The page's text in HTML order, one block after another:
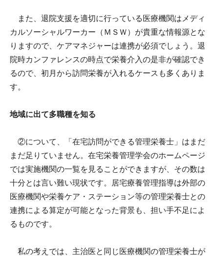
また、退院支援を適切に行っている医療機関はメディ
カルソーシャルワーカー（ＭＳＷ）が貴重な情報源とな
りますので、ケアマネジャーは連携が必須でしょう。退
院時カンファレンスの時点で栄養介入の是非が確認でき
るので、初月から訪問栄養が入れるケースも多くありま
す。
地域に出て多職種を知る
②について、「在宅訪問ができる管理栄養士」はまだ
まだ足りていません。在宅栄養管理学会のホームページ
では実施機関の一覧を見ることができますが、その数は
十分とは言い難い現状です。居宅療養管理指導は外部の
医療機関や栄養ケア・ステーション等の管理栄養士との
連携による算定が可能となった背景も、担い手不足によ
るものです。
私の考えでは、主治医と同じ医療機関の管理栄養士が